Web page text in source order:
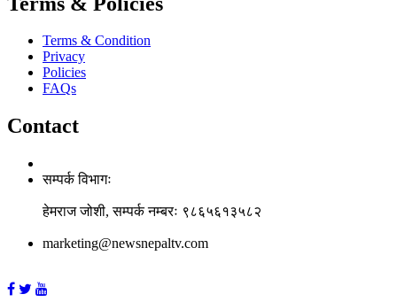
Terms & Condition
Privacy
Policies
FAQs
Contact
सम्पर्क विभागः
हेमराज जोशी, सम्पर्क नम्बरः ९८६५६१३५८२
marketing@newsnepaltv.com